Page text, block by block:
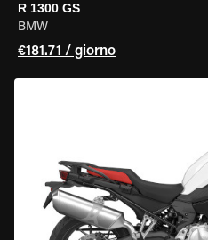
R 1300 GS
BMW
€181.71 / giorno